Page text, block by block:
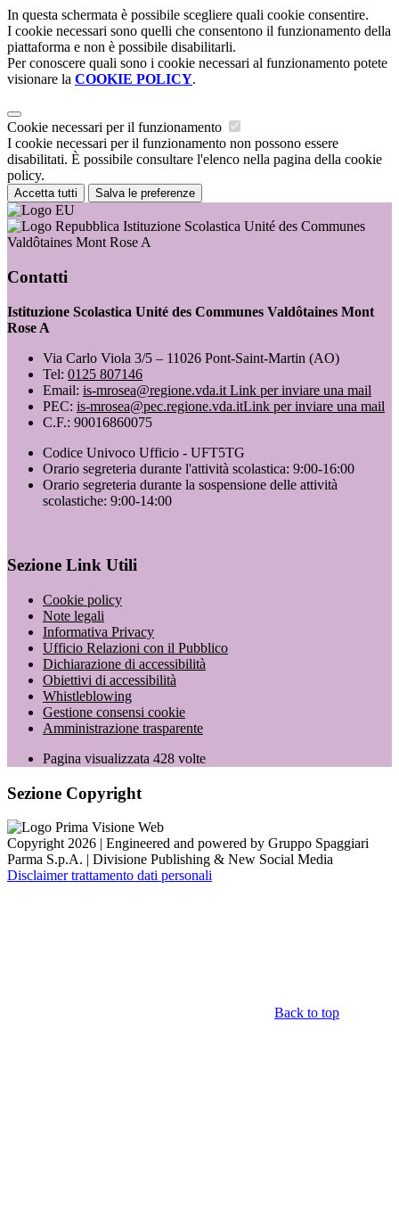
In questa schermata è possibile scegliere quali cookie consentire.
I cookie necessari sono quelli che consentono il funzionamento della
piattaforma e non è possibile disabilitarli.
Per conoscere quali sono i cookie necessari al funzionamento potete
visionare la COOKIE POLICY.
Cookie necessari per il funzionamento
I cookie necessari per il funzionamento non possono essere
disabilitati. È possibile consultare l'elenco nella pagina della cookie
policy.
Accetta tutti Salva le preferenze
Istituzione Scolastica Unité des Communes
Valdôtaines Mont Rose A
Contatti
Istituzione Scolastica Unité des Communes Valdôtaines Mont
Rose A
Via Carlo Viola 3/5 – 11026 Pont-Saint-Martin (AO)
Tel: 0125 807146
Email: is-mrosea@regione.vda.it Link per inviare una mail
PEC: is-mrosea@pec.regione.vda.itLink per inviare una mail
C.F.: 90016860075
Codice Univoco Ufficio - UFT5TG
Orario segreteria durante l'attività scolastica: 9:00-16:00
Orario segreteria durante la sospensione delle attività
scolastiche: 9:00-14:00
Sezione Link Utili
Cookie policy
Note legali
Informativa Privacy
Ufficio Relazioni con il Pubblico
Dichiarazione di accessibilità
Obiettivi di accessibilità
Whistleblowing
Gestione consensi cookie
Amministrazione trasparente
Pagina visualizzata 428 volte
Sezione Copyright
Copyright 2026 | Engineered and powered by Gruppo Spaggiari
Parma S.p.A. | Divisione Publishing & New Social Media
Disclaimer trattamento dati personali
Back to top